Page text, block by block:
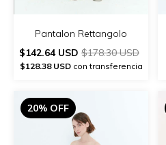
Pantalon Rettangolo
$142.64 USD $178.30 USD
$128.38 USDcon transferencia
20% OFF